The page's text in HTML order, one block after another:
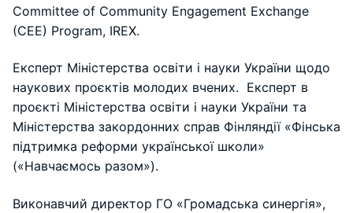
Committee of Community Engagement Exchange
(CEE) Program, IREX.
Експерт Міністерства освіти і науки України щодо
наукових проєктів молодих вчених. Експерт в
проєкті Міністерства освіти і науки України та
Міністерства закордонних справ Фінляндії «Фінська
підтримка реформи української школи»
(«Навчаємось разом»).
Виконавчий директор ГО «Громадська синергія»,